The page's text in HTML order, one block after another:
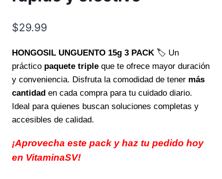
$29.99
HONGOSIL UNGUENTO 15g 3 PACK 🏷️ Un
práctico paquete triple que te ofrece mayor duración
y conveniencia. Disfruta la comodidad de tener más
cantidad en cada compra para tu cuidado diario.
Ideal para quienes buscan soluciones completas y
accesibles de calidad.
¡Aprovecha este pack y haz tu pedido hoy
en VitaminaSV!